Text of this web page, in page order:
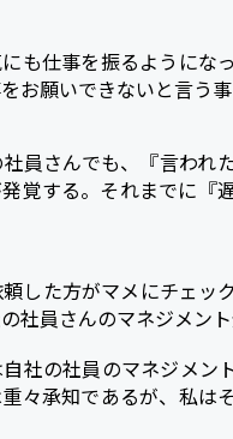
も仕事を振るようにな
お願いできないと言う事
員さんでも、『言わ
覚する。それまでに
した方がマメにチェッ
社員さんのマネジメン
社の社員のマネジメ
々承知であるが、私